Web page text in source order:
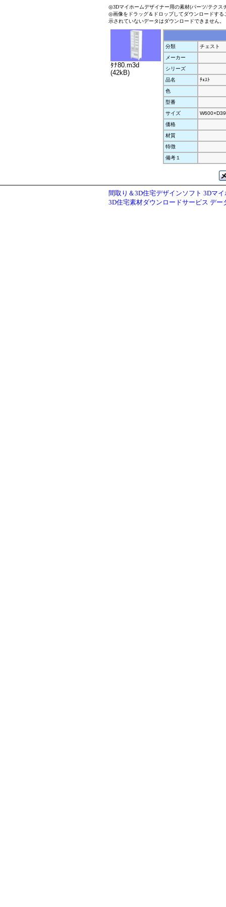
◎3Dマイホームデザイナー用の素材(パーツ/テクス
◎画像をドラッグ＆ドロップしてダウンロードす
示されていないデータはダウンロードできません。
ﾀﾅ80.m3d
(42kB)
分類
チェスト
メーカー
シリーズ
品名
ﾁｪｽﾄ
色
型番
サイズ
価格
材質
特徴
備考１
間取り＆3D住宅デザインソフト 3Dマ
3D住宅素材ダウンロードサービス デー